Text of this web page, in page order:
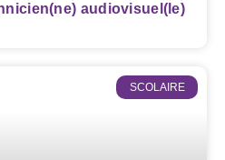
audiovisuel(le)
SCOLAIRE